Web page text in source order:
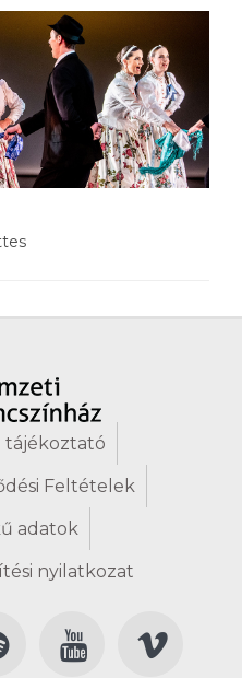
tájékoztató
Feltételek
adatok
nyilatkozat